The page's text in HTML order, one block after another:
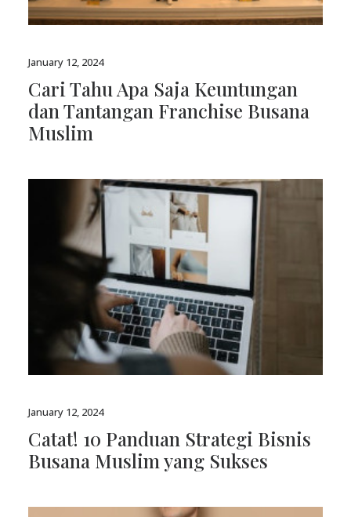
January 12, 2024
Cari Tahu Apa Saja Keuntungan
dan Tantangan Franchise Busana
Muslim
January 12, 2024
Catat! 10 Panduan Strategi Bisnis
Busana Muslim yang Sukses